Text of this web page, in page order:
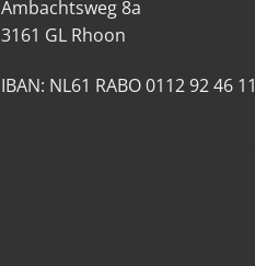
Ambachtsweg 8a
3161 GL Rhoon
IBAN: NL61 RABO 0112 92 46 11